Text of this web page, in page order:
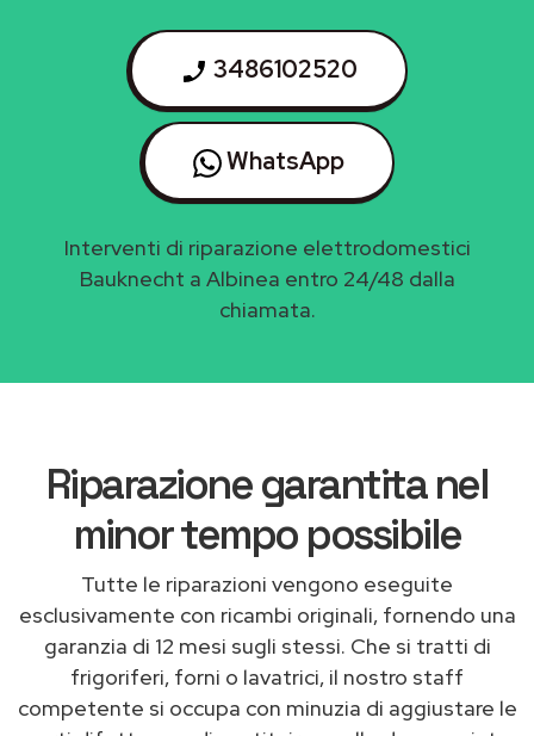
3486102520
WhatsApp
Interventi di riparazione elettrodomestici
Bauknecht a Albinea entro 24/48 dalla
chiamata.
Riparazione garantita nel
minor tempo possibile
Tutte le riparazioni vengono eseguite
esclusivamente con ricambi originali, fornendo una
garanzia di 12 mesi sugli stessi. Che si tratti di
frigoriferi, forni o lavatrici, il nostro staff
competente si occupa con minuzia di aggiustare le